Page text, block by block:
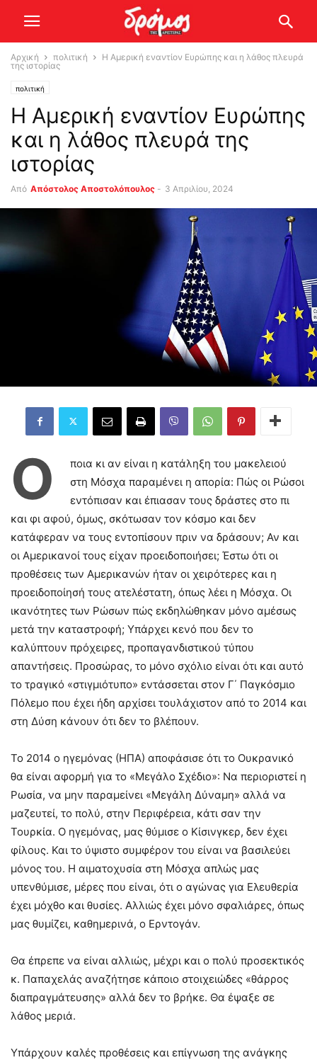
Αρχική πολιτική
Η Αμερική εναντίον Ευρώπης και η λάθος πλευρά
της ιστορίας
πολιτική
Η Αμερική εναντίον Ευρώπης
και η λάθος πλευρά της
ιστορίας
Από Απόστολος Αποστολόπουλος - 3 Απριλίου, 2024
Ό
ποια κι αν είναι η κατάληξη του μακελειού
στη Μόσχα παραμένει η απορία: Πώς οι Ρώσοι
εντόπισαν και έπιασαν τους δράστες στο πι
και φι αφού, όμως, σκότωσαν τον κόσμο και δεν
κατάφεραν να τους εντοπίσουν πριν να δράσουν; Αν και
οι Αμερικανοί τους είχαν προειδοποιήσει; Έστω ότι οι
προθέσεις των Αμερικανών ήταν οι χειρότερες και η
προειδοποίησή τους ατελέστατη, όπως λέει η Μόσχα. Οι
ικανότητες των Ρώσων πώς εκδηλώθηκαν μόνο αμέσως
μετά την καταστροφή; Υπάρχει κενό που δεν το
καλύπτουν πρόχειρες, προπαγανδιστικού τύπου
απαντήσεις. Προσώρας, το μόνο σχόλιο είναι ότι και αυτό
το τραγικό «στιγμιότυπο» εντάσσεται στον Γ΄ Παγκόσμιο
Πόλεμο που έχει ήδη αρχίσει τουλάχιστον από το 2014 και
στη Δύση κάνουν ότι δεν το βλέπουν.
Το 2014 ο ηγεμόνας (ΗΠΑ) αποφάσισε ότι το Ουκρανικό
θα είναι αφορμή για το «Μεγάλο Σχέδιο»: Να περιοριστεί η
Ρωσία, να μην παραμείνει «Μεγάλη Δύναμη» αλλά να
μαζευτεί, το πολύ, στην Περιφέρεια, κάτι σαν την
Τουρκία. Ο ηγεμόνας, μας θύμισε ο Κίσινγκερ, δεν έχει
φίλους. Και το ύψιστο συμφέρον του είναι να βασιλεύει
μόνος του. Η αιματοχυσία στη Μόσχα απλώς μας
υπενθύμισε, μέρες που είναι, ότι ο αγώνας για Ελευθερία
έχει μόχθο και θυσίες. Αλλιώς έχει μόνο σφαλιάρες, όπως
μας θυμίζει, καθημερινά, ο Ερντογάν.
Θα έπρεπε να είναι αλλιώς, μέχρι και ο πολύ προσεκτικός
κ. Παπαχελάς αναζήτησε κάποιο στοιχειώδες «θάρρος
διαπραγμάτευσης» αλλά δεν το βρήκε. Θα έψαξε σε
λάθος μεριά.
Υπάρχουν καλές προθέσεις και επίγνωση της ανάγκης